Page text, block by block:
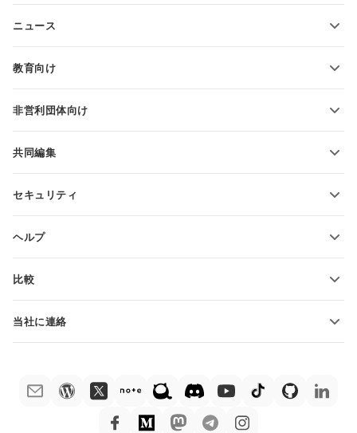
スプレッドシートの変換
PDFの変換
ニュース
教育向け
教育関係者向け
非営利団体向け
無料アカウントをリクエスト
共同編集
翻訳者向け
セキュリティ
ヘルプ
ヘルプ・センター
デモ注文
比較
ONLYOFFICE Docs vs Google Docs
ONLYOFFICE Docs vs WPS
ONLYOFFICE Docs vs Adobe Acrobat
当社に連絡
プレスリリースに関する質問press@onlyoffice.com
折返し電話をリクエスト